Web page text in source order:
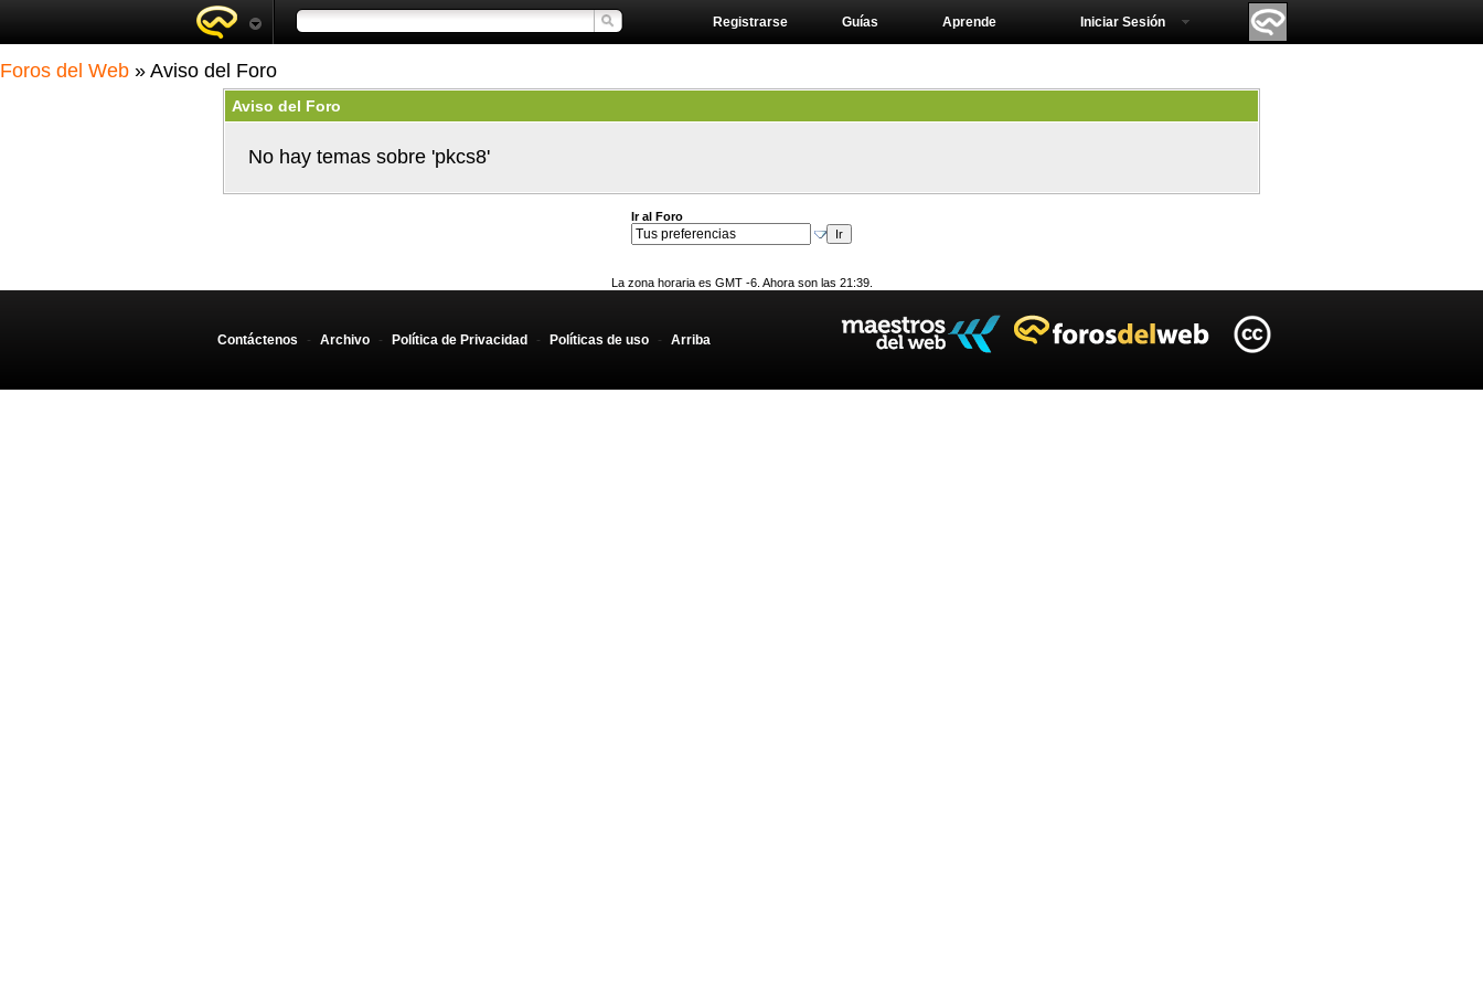
Aprende
Guías
Registrarse Iniciar Sesión
Foros del Web » Aviso del Foro
Aviso del Foro
No hay temas sobre 'pkcs8'
Ir al Foro
La zona horaria es GMT -6. Ahora son las 21:39.
Contáctenos - Archivo - Política de Privacidad - Políticas de uso - Arriba